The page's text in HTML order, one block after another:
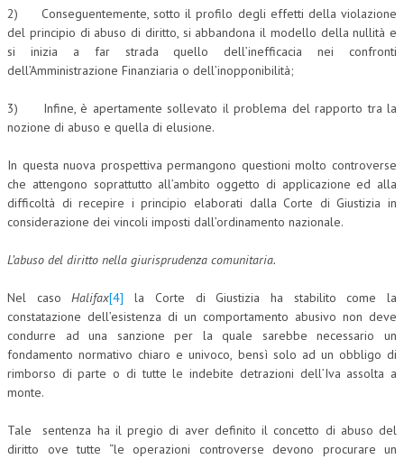
CFC E PARADISI FISCALI
TRANSFER PRICING
AMMINISTRATIVA
GIURISPRUDENZA
TRIBUTARIA
NEWS
ARCHIVIO EVENTI (FINO AL 2022)
2) Conseguentemente, sotto il profilo degli effetti della violazione
del principio di abuso di diritto, si abbandona il modello della nullità e
si inizia a far strada quello dell’inefficacia nei confronti
dell’Amministrazione Finanziaria o dell’inopponibilità;
3) Infine, è apertamente sollevato il problema del rapporto tra la
nozione di abuso e quella di elusione.
In questa nuova prospettiva permangono questioni molto controverse
che attengono soprattutto all’ambito oggetto di applicazione ed alla
difficoltà di recepire i principio elaborati dalla Corte di Giustizia in
considerazione dei vincoli imposti dall’ordinamento nazionale.
L’abuso del diritto nella giurisprudenza comunitaria.
Nel casoHalifax[4] la Corte di Giustizia ha stabilito come la
constatazione dell’esistenza di un comportamento abusivo non deve
condurre ad una sanzione per la quale sarebbe necessario un
fondamento normativo chiaro e univoco, bensì solo ad un obbligo di
rimborso di parte o di tutte le indebite detrazioni dell’Iva assolta a
monte.
Tale sentenza ha il pregio di aver definito il concetto di abuso del
diritto ove tutte “le operazioni controverse devono procurare un